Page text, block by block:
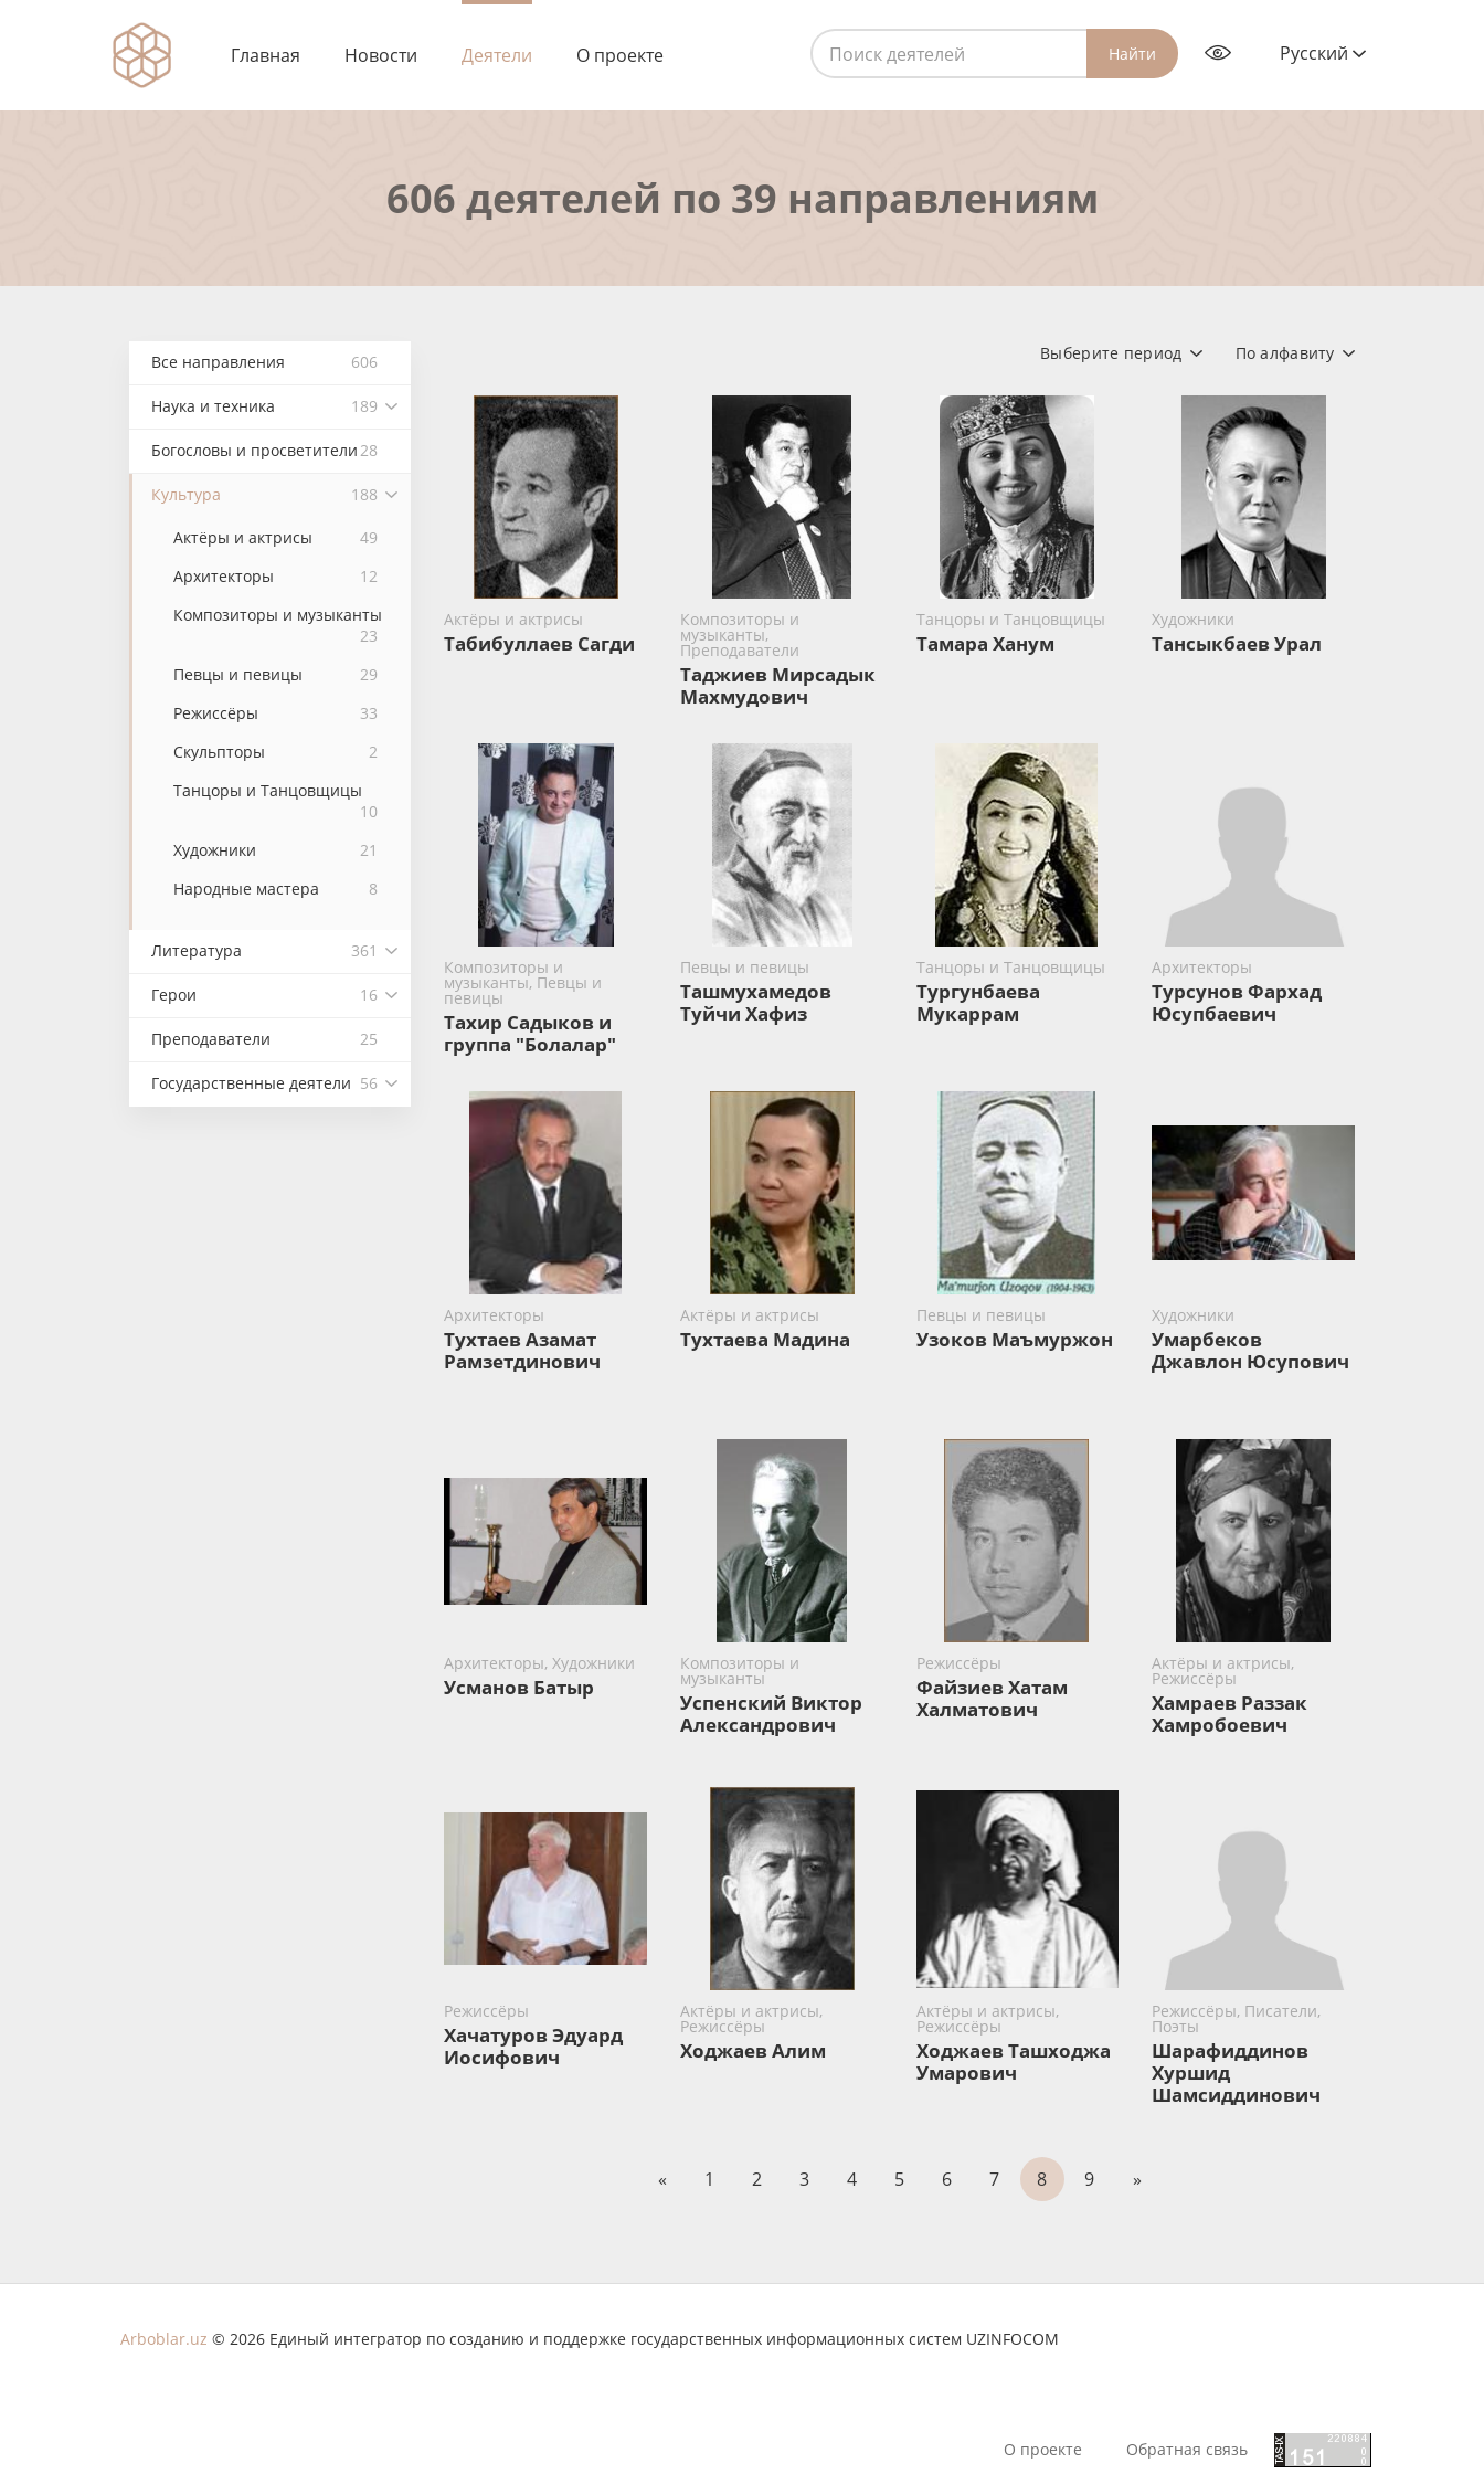
Главная Новости Деятели О проекте Найти Русский
606 деятелей по 39 направлениям
Все направления 606
Наука и техника 189
Богословы и просветители28
Культура 188
Актёры и актрисы
49
Архитекторы
12
Композиторы и музыканты
23
Певцы и певицы
29
Режиссёры
33
Скульпторы
2
Танцоры и Танцовщицы
10
Художники
21
Народные мастера
8
Литература 361
Герои 16
Преподаватели 25
Государственные деятели 56
По алфавиту
Выберите период
Актёры и актрисы
Табибуллаев Сагди
Композиторы и
музыканты,
Преподаватели
Таджиев Мирсадык
Махмудович
Танцоры и Танцовщицы
Тамара Ханум
Художники
Тансыкбаев Урал
Композиторы и
музыканты, Певцы и
певицы
Тахир Садыков и
группа "Болалар"
Певцы и певицы
Ташмухамедов
Туйчи Хафиз
Танцоры и Танцовщицы
Тургунбаева
Мукаррам
Архитекторы
Турсунов Фархад
Юсупбаевич
Архитекторы
Тухтаев Азамат
Рамзетдинович
Актёры и актрисы
Тухтаева Мадина
Певцы и певицы
Узоков Маъмуржон
Художники
Умарбеков
Джавлон Юсупович
Архитекторы, Художники
Усманов Батыр
Композиторы и
музыканты
Успенский Виктор
Александрович
Режиссёры
Файзиев Хатам
Халматович
Актёры и актрисы,
Режиссёры
Хамраев Раззак
Хамробоевич
Режиссёры
Хачатуров Эдуард
Иосифович
Актёры и актрисы,
Режиссёры
Ходжаев Алим
Актёры и актрисы,
Режиссёры
Ходжаев Ташходжа
Умарович
Режиссёры, Писатели,
Поэты
Шарафиддинов
Хуршид
Шамсиддинович
« 1 2 3 4 5 6 7 8 9 »
Arboblar.uz © 2026 Единый интегратор по созданию и поддержке государственных информационных систем UZINFOCOM
О проекте Обратная связь